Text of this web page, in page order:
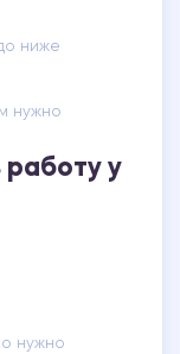
ниже
нужно
работу у
нужно